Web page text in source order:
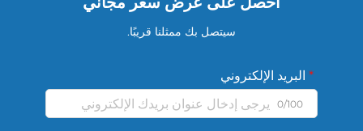
سيتصل بك ممثلنا قريبًا.
البريد الإلكتروني
0/100